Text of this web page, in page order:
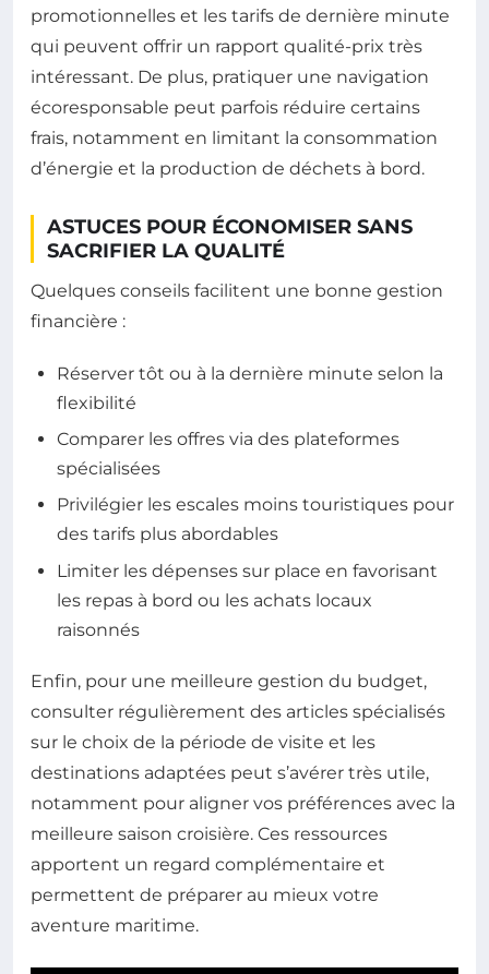
promotionnelles et les tarifs de dernière minute
qui peuvent offrir un rapport qualité-prix très
intéressant. De plus, pratiquer une navigation
écoresponsable peut parfois réduire certains
frais, notamment en limitant la consommation
d’énergie et la production de déchets à bord.
ASTUCES POUR ÉCONOMISER SANS
SACRIFIER LA QUALITÉ
Quelques conseils facilitent une bonne gestion
financière :
Réserver tôt ou à la dernière minute selon la
flexibilité
Comparer les offres via des plateformes
spécialisées
Privilégier les escales moins touristiques pour
des tarifs plus abordables
Limiter les dépenses sur place en favorisant
les repas à bord ou les achats locaux
raisonnés
Enfin, pour une meilleure gestion du budget,
consulter régulièrement des articles spécialisés
sur le choix de la période de visite et les
destinations adaptées peut s’avérer très utile,
notamment pour aligner vos préférences avec la
meilleure saison croisière. Ces ressources
apportent un regard complémentaire et
permettent de préparer au mieux votre
aventure maritime.